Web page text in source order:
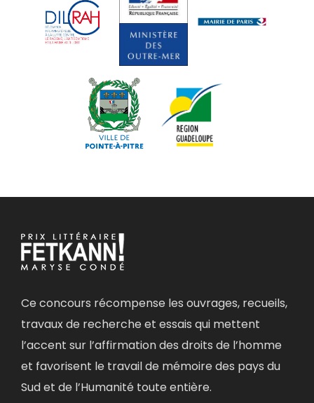
Ce concours récompense les ouvrages, recueils,
travaux de recherche et essais qui mettent
l’accent sur l’affirmation des droits de l’homme
et favorisent le travail de mémoire des pays du
Sud et de l’Humanité toute entière.